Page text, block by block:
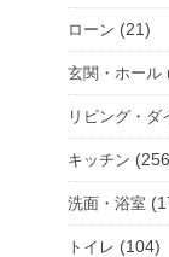
ローン (21)
玄関・ホール
リビング・ダ
キッチン
洗面・浴室
トイレ (104)